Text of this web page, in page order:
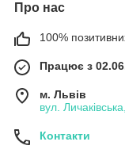
Про нас
100%
Працює з
м. Львів
вул.
Контакти